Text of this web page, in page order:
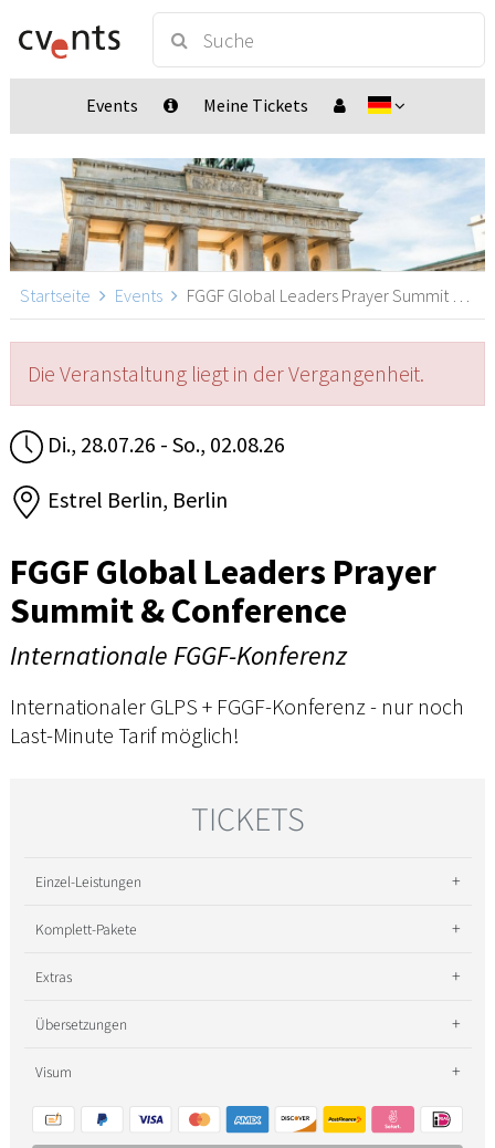
Events Meine Tickets
Startseite Events FGGF Global Leaders Prayer Summit & Conference, Berlin
Die Veranstaltung liegt in der Vergangenheit.
Di., 28.07.26 - So., 02.08.26
Estrel Berlin, Berlin
FGGF Global Leaders Prayer
Summit & Conference
Internationale FGGF-Konferenz
Internationaler GLPS + FGGF-Konferenz - nur noch
Last-Minute Tarif möglich!